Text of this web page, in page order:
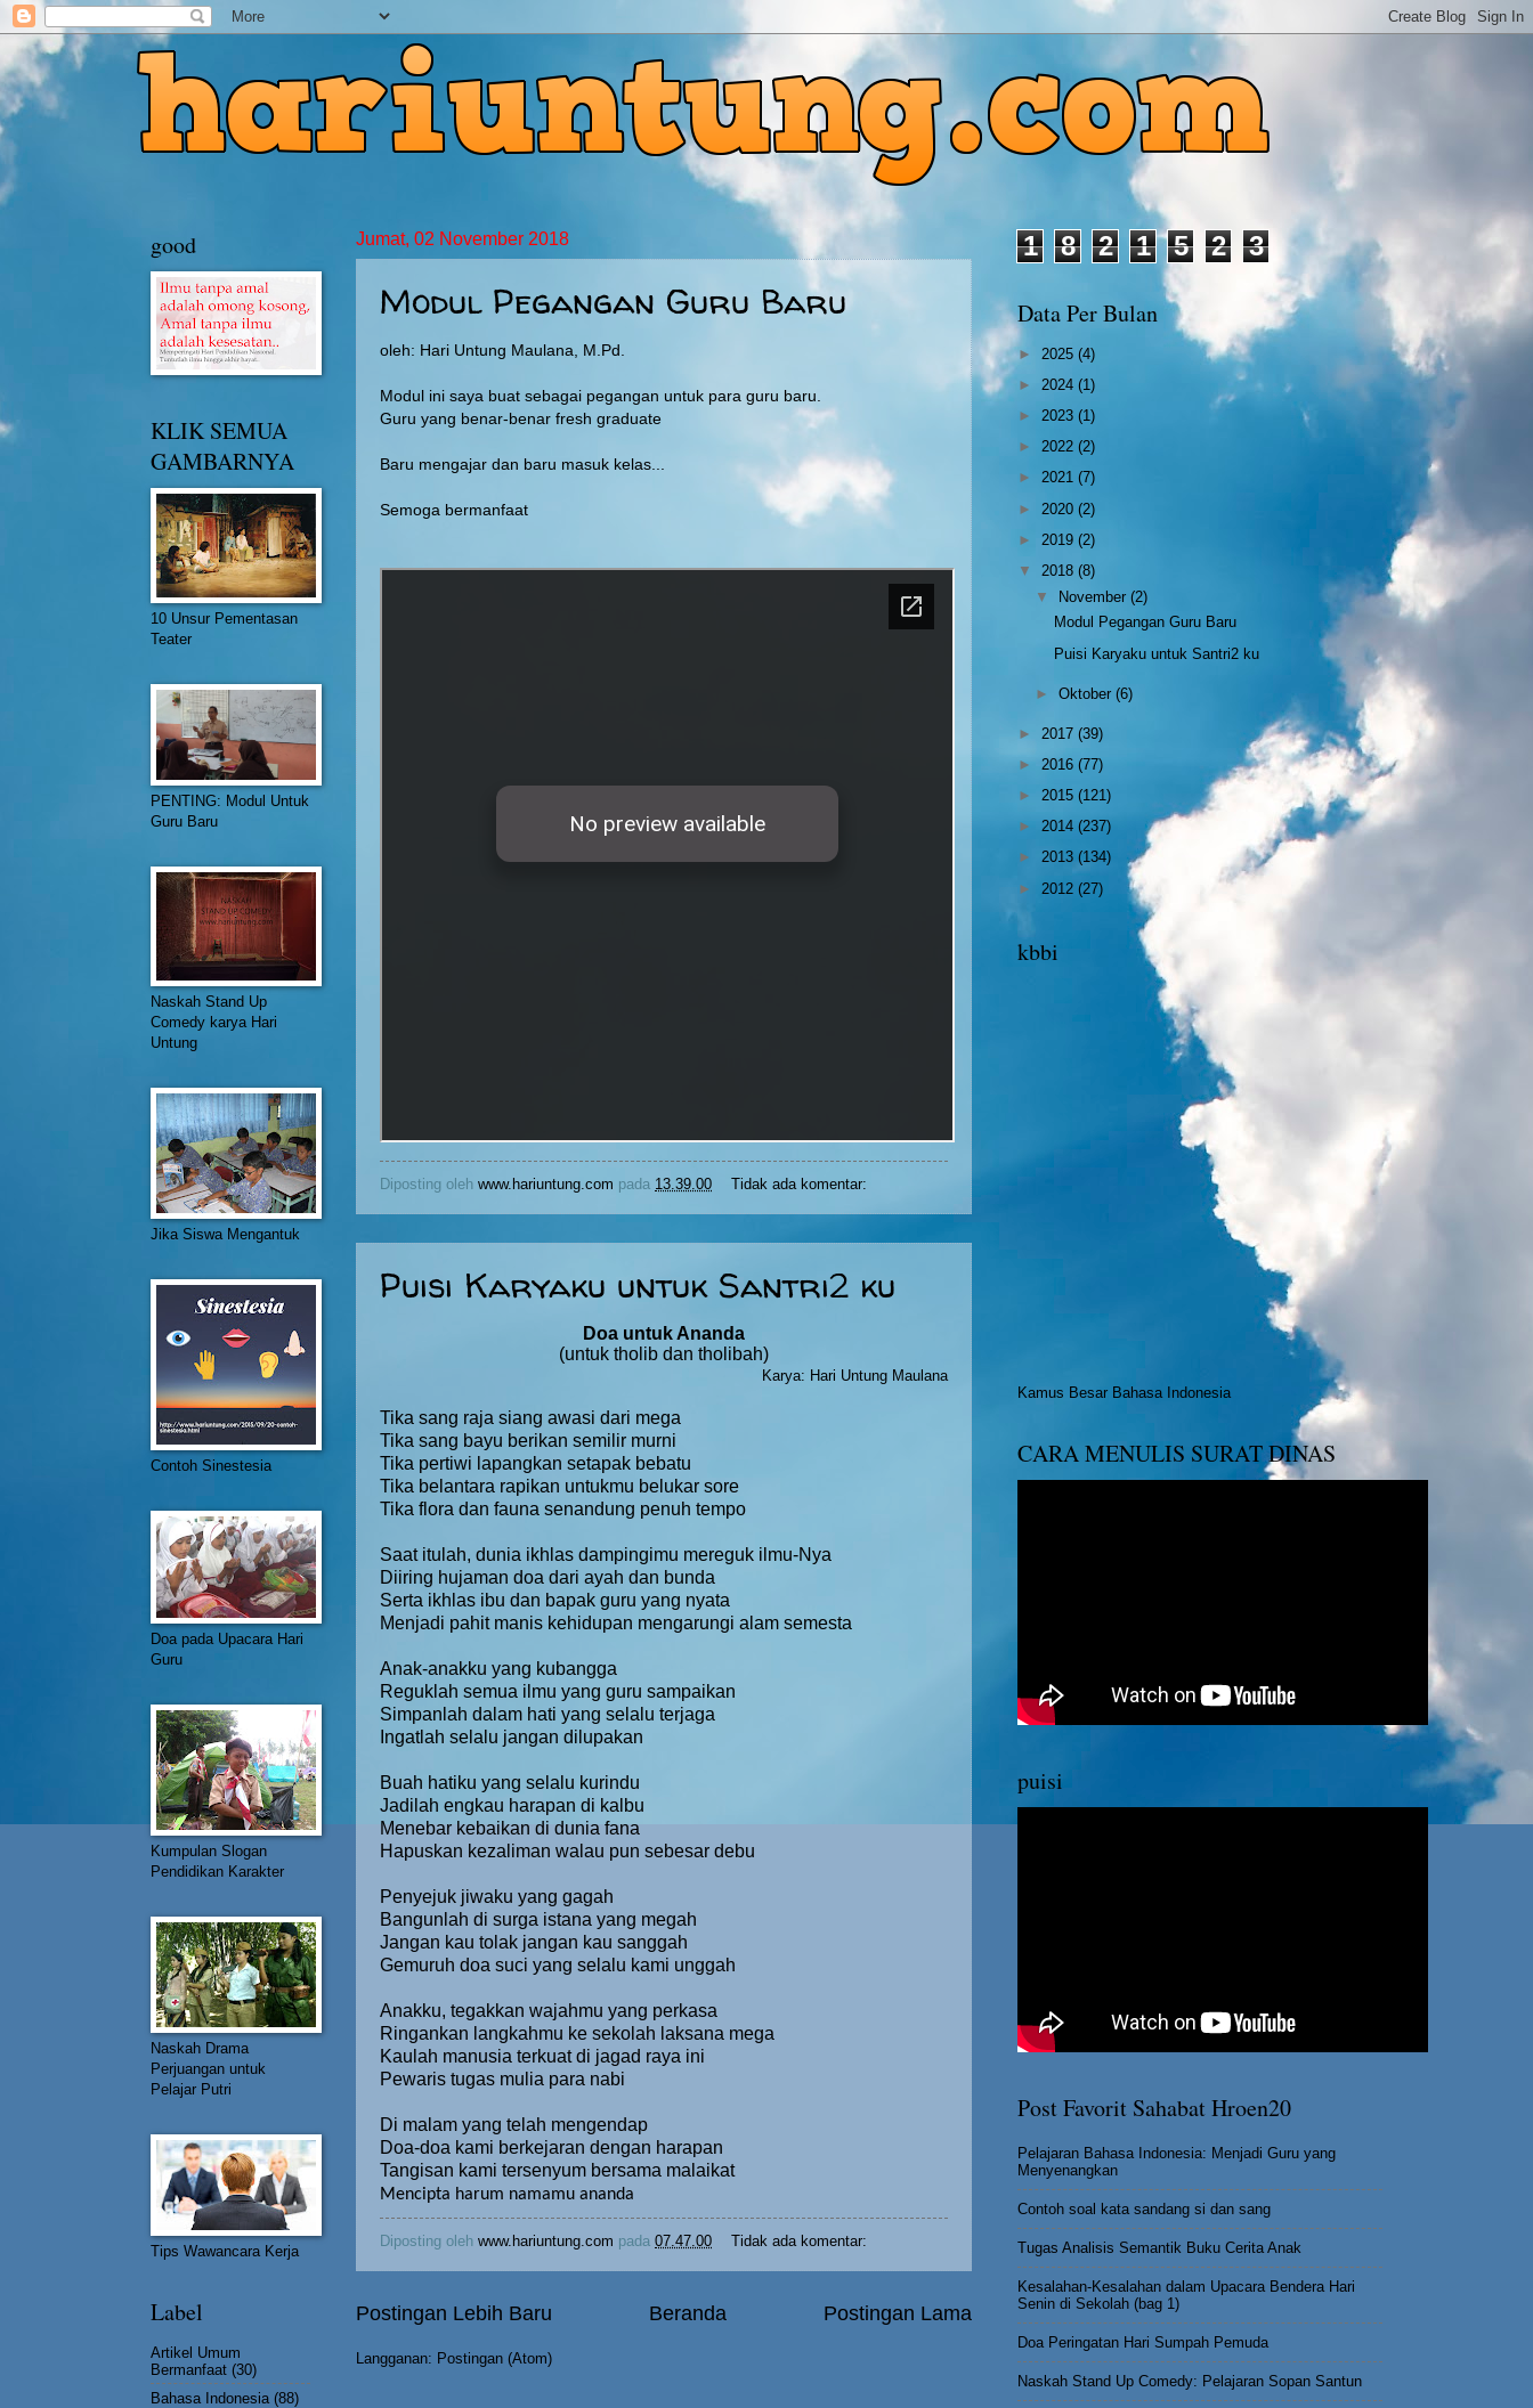
Jumat, 02 November 2018
Modul Pegangan Guru Baru
oleh: Hari Untung Maulana, M.Pd.
Modul ini saya buat sebagai pegangan untuk para guru baru.
Guru yang benar-benar fresh graduate
Baru mengajar dan baru masuk kelas...
Semoga bermanfaat
Diposting oleh www.hariuntung.com pada 13.39.00 Tidak ada komentar:
Puisi Karyaku untuk Santri2 ku
Doa untuk Ananda
(untuk tholib dan tholibah)
Karya: Hari Untung Maulana
Tika sang raja siang awasi dari mega
Tika sang bayu berikan semilir murni
Tika pertiwi lapangkan setapak bebatu
Tika belantara rapikan untukmu belukar sore
Tika flora dan fauna senandung penuh tempo
Saat itulah, dunia ikhlas dampingimu mereguk ilmu-Nya
Diiring hujaman doa dari ayah dan bunda
Serta ikhlas ibu dan bapak guru yang nyata
Menjadi pahit manis kehidupan mengarungi alam semesta
Anak-anakku yang kubangga
Reguklah semua ilmu yang guru sampaikan
Simpanlah dalam hati yang selalu terjaga
Ingatlah selalu jangan dilupakan
Buah hatiku yang selalu kurindu
Jadilah engkau harapan di kalbu
Menebar kebaikan di dunia fana
Hapuskan kezaliman walau pun sebesar debu
Penyejuk jiwaku yang gagah
Bangunlah di surga istana yang megah
Jangan kau tolak jangan kau sanggah
Gemuruh doa suci yang selalu kami unggah
Anakku, tegakkan wajahmu yang perkasa
Ringankan langkahmu ke sekolah laksana mega
Kaulah manusia terkuat di jagad raya ini
Pewaris tugas mulia para nabi
Di malam yang telah mengendap
Doa-doa kami berkejaran dengan harapan
Tangisan kami tersenyum bersama malaikat
Mencipta harum namamu ananda
Diposting oleh www.hariuntung.com pada 07.47.00 Tidak ada komentar:
Postingan Lebih Baru Postingan Lama
Beranda
Langganan: Postingan (Atom)
good
KLIK SEMUA
GAMBARNYA
10 Unsur Pementasan
Teater
PENTING: Modul Untuk
Guru Baru
Naskah Stand Up
Comedy karya Hari
Untung
Jika Siswa Mengantuk
Contoh Sinestesia
Doa pada Upacara Hari
Guru
Kumpulan Slogan
Pendidikan Karakter
Naskah Drama
Perjuangan untuk
Pelajar Putri
Tips Wawancara Kerja
Label
Artikel Umum
Bermanfaat (30)
Bahasa Indonesia (88)
1 8 2 1 5 2 3
Data Per Bulan
► 2025 (4)
► 2024 (1)
► 2023 (1)
► 2022 (2)
► 2021 (7)
► 2020 (2)
► 2019 (2)
▼ 2018 (8)
▼
November(2)
Modul Pegangan Guru Baru
Puisi Karyaku untuk Santri2 ku
►Oktober(6)
► 2017 (39)
► 2016 (77)
► 2015 (121)
► 2014 (237)
► 2013 (134)
► 2012 (27)
kbbi
Kamus Besar Bahasa Indonesia
CARA MENULIS SURAT DINAS
puisi
Post Favorit Sahabat Hroen20
Pelajaran Bahasa Indonesia: Menjadi Guru yang
Menyenangkan
Contoh soal kata sandang si dan sang
Tugas Analisis Semantik Buku Cerita Anak
Kesalahan-Kesalahan dalam Upacara Bendera Hari
Senin di Sekolah (bag 1)
Doa Peringatan Hari Sumpah Pemuda
Naskah Stand Up Comedy: Pelajaran Sopan Santun